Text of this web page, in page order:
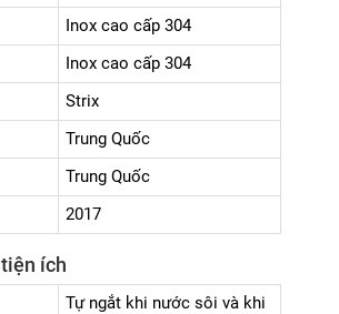
Inox cao cấp 304
Inox cao cấp 304
Strix
Trung Quốc
Trung Quốc
2017
ích
Tự ngắt khi nước sôi và khi